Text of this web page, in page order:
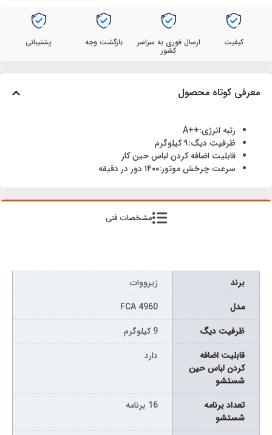
کیفیت ارسال فوری به سراسر
کشور
بازگشت وجه پشتیبانی
معرفی کوتاه محصول
رتبه انرژی:++A
ظرفیت دیگ:۹ کیلوگرم
قابلیت اضافه کردن لباس حین کار
سرعت چرخش موتور:۱۴۰۰ دور در دقیقه
مشخصات فنی
برند
زیرووات
مدل
FCA 4960
ظرفیت دیگ
9 کیلوگرم
قابلیت اضافه
کردن لباس حین
شستشو
دارد
تعداد برنامه
شستشو
16 برنامه